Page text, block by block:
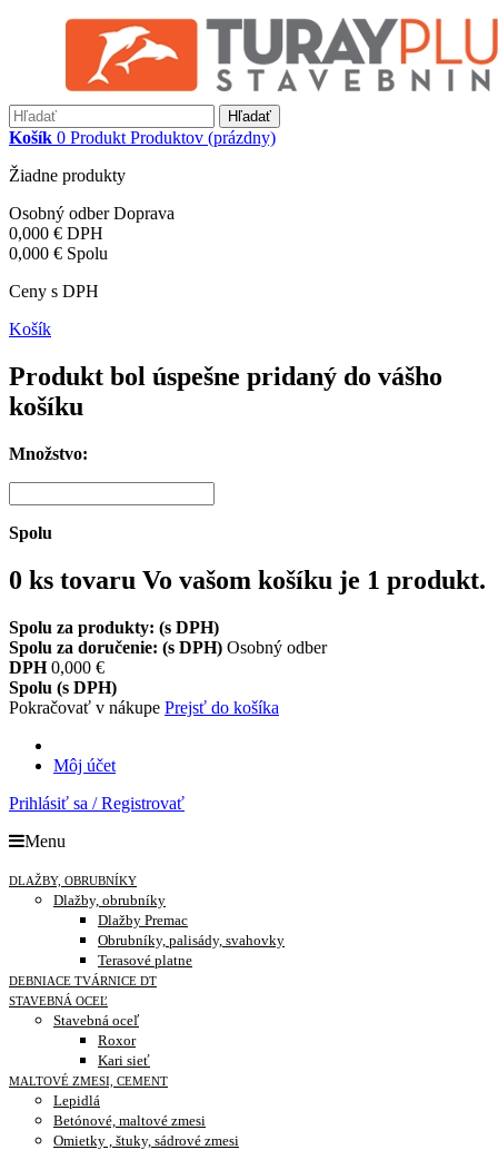
Hľadať
Košík 0 Produkt Produktov (prázdny)
Žiadne produkty
Osobný odberDoprava
0,000 € DPH
0,000 € Spolu
Ceny s DPH
Košík
Produkt bol úspešne pridaný do vášho
košíku
Množstvo:
Spolu
0 ks tovaru Vo vašom košíku je 1 produkt.
Spolu za produkty: (s DPH)
Spolu za doručenie: (s DPH) Osobný odber
DPH 0,000 €
Spolu (s DPH)
Pokračovať v nákupe Prejsť do košíka
Môj účet
Prihlásiť sa / Registrovať
Menu
DLAŽBY, OBRUBNÍKY
Dlažby, obrubníky
Dlažby Premac
Obrubníky, palisády, svahovky
Terasové platne
DEBNIACE TVÁRNICE DT
STAVEBNÁ OCEĽ
Stavebná oceľ
Roxor
Kari sieť
MALTOVÉ ZMESI, CEMENT
Lepidlá
Betónové, maltové zmesi
Omietky , štuky, sádrové zmesi